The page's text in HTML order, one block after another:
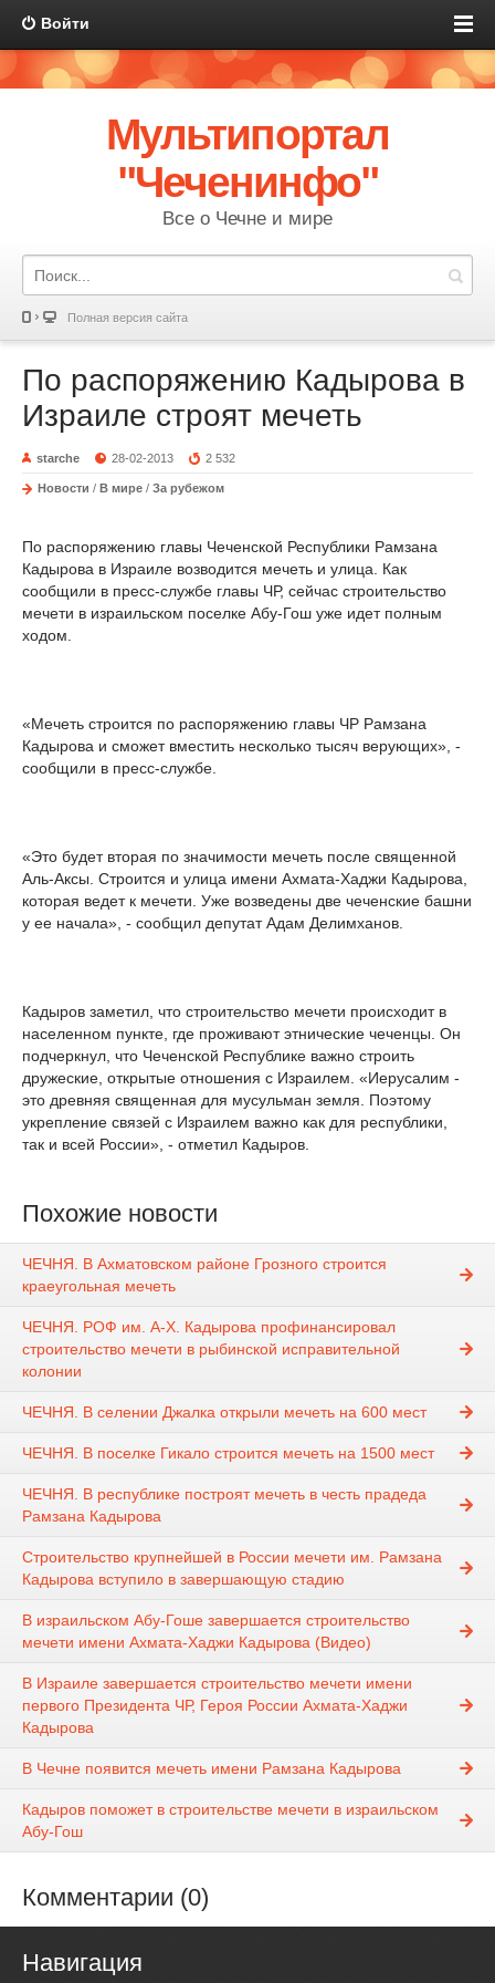
Войти
Мультипортал
"Чеченинфо"
Все о Чечне и мире
Полная версия сайта
По распоряжению Кадырова в
Израиле строят мечеть
starche 28-02-2013 2 532
Новости / В мире / За рубежом
По распоряжению главы Чеченской Республики Рамзана
Кадырова в Израиле возводится мечеть и улица. Как
сообщили в пресс-службе главы ЧР, сейчас строительство
мечети в израильском поселке Абу-Гош уже идет полным
ходом.
«Мечеть строится по распоряжению главы ЧР Рамзана
Кадырова и сможет вместить несколько тысяч верующих», -
сообщили в пресс-службе.
«Это будет вторая по значимости мечеть после священной
Аль-Аксы. Строится и улица имени Ахмата-Хаджи Кадырова,
которая ведет к мечети. Уже возведены две чеченские башни
у ее начала», - сообщил депутат Адам Делимханов.
Кадыров заметил, что строительство мечети происходит в
населенном пункте, где проживают этнические чеченцы. Он
подчеркнул, что Чеченской Республике важно строить
дружеские, открытые отношения с Израилем. «Иерусалим -
это древняя священная для мусульман земля. Поэтому
укрепление связей с Израилем важно как для республики,
так и всей России», - отметил Кадыров.
Похожие новости
ЧЕЧНЯ. В Ахматовском районе Грозного строится
краеугольная мечеть
ЧЕЧНЯ. РОФ им. А-Х. Кадырова профинансировал
строительство мечети в рыбинской исправительной
колонии
ЧЕЧНЯ. В селении Джалка открыли мечеть на 600 мест
ЧЕЧНЯ. В поселке Гикало строится мечеть на 1500 мест
ЧЕЧНЯ. В республике построят мечеть в честь прадеда
Рамзана Кадырова
Строительство крупнейшей в России мечети им. Рамзана
Кадырова вступило в завершающую стадию
В израильском Абу-Гоше завершается строительство
мечети имени Ахмата-Хаджи Кадырова (Видео)
В Израиле завершается строительство мечети имени
первого Президента ЧР, Героя России Ахмата-Хаджи
Кадырова
В Чечне появится мечеть имени Рамзана Кадырова
Кадыров поможет в строительстве мечети в израильском
Абу-Гош
Комментарии (0)
Навигация